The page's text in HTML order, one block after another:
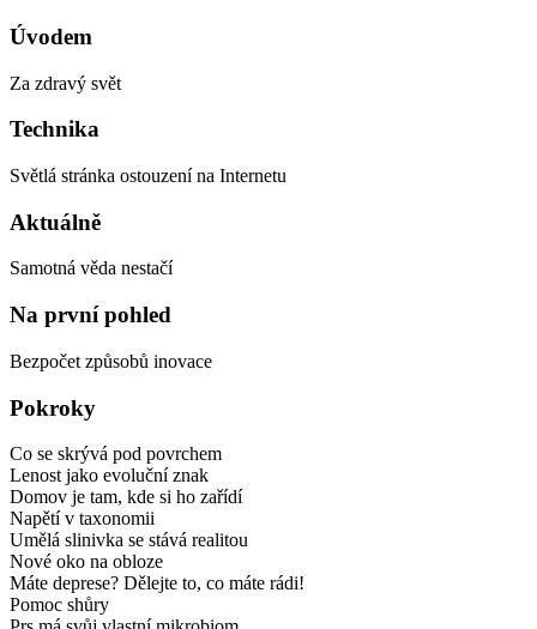
Úvodem
Za zdravý svět
Technika
Světlá stránka ostouzení na Internetu
Aktuálně
Samotná věda nestačí
Na první pohled
Bezpočet způsobů inovace
Pokroky
Co se skrývá pod povrchem
Lenost jako evoluční znak
Domov je tam, kde si ho zařídí
Napětí v taxonomii
Umělá slinivka se stává realitou
Nové oko na obloze
Máte deprese? Dělejte to, co máte rádi!
Pomoc shůry